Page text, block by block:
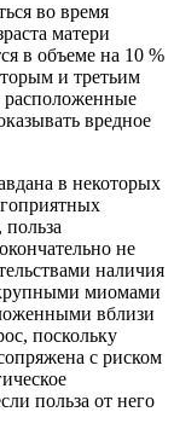
во время
матери
в объеме на 10 %
и третьим
вредное
в некоторых
не
наличия
миомами
вблизи
поскольку
с риском
польза от него